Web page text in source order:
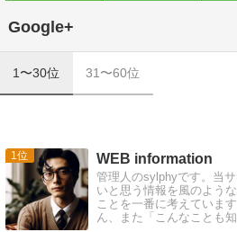
Google+
1〜30位 31〜60位
1 WEB information
管理人のsylphyです。当
いと思う情報を風のよう
ことを一番に考えていま
ん、また「こんなことも